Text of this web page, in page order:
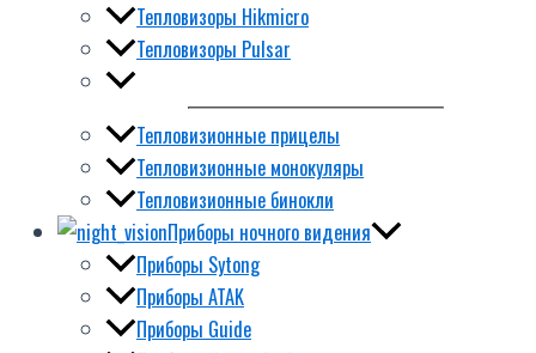
Тепловизоры Hikmicro
Тепловизоры Pulsar
Тепловизионные прицелы
Тепловизионные монокуляры
Тепловизионные бинокли
Приборы ночного видения
Приборы Sytong
Приборы ATAK
Приборы Guide